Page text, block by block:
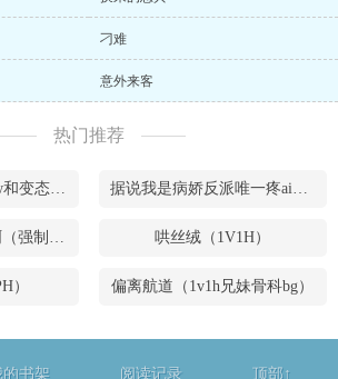
刁难
意外来客
热门推荐
yinsao丫鬟（1v1 bbw和变态腹黑男） 据说我是病娇反派唯一疼ai的妹妹（兄妹骨）
万人迷什么的不要啊（强制NPH） 哄丝绒（1V1H）
） 偏离航道（1v1h兄妹骨科bg）
的书架 阅读记录 顶部↑